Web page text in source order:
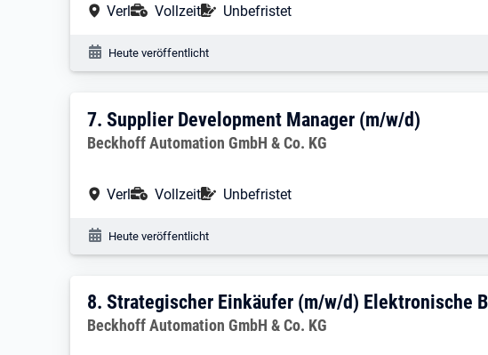
Arbeitsort:
Verl Anstellungsart:
Vollzeit Befristung:
Unbefristet
Veröffentlichungsdatum:
Heute veröffentlicht
7. Ergebnis: ​Supplier Development
7.​Supplier Development Manager (m/w/d)​
Arbeitgeber:
Beckhoff Automation GmbH & Co. KG
Arbeitsort:
Verl Anstellungsart:
Vollzeit Befristung:
Unbefristet
Veröffentlichungsdatum:
Heute veröffentlicht
8. Ergebnis: Strategischer Einkäufer
8.Strategischer Einkäufer (m/w/d) Elektronische
Arbeitgeber:
Beckhoff Automation GmbH & Co. KG